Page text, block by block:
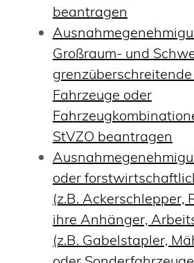
beantragen
Großraum- und
grenzüberschreitende
Fahrzeuge oder
StVZO beantragen
oder
(z.B. Ackerschlepper,
ihre Anhänger,
(z.B. Gabelstapler,